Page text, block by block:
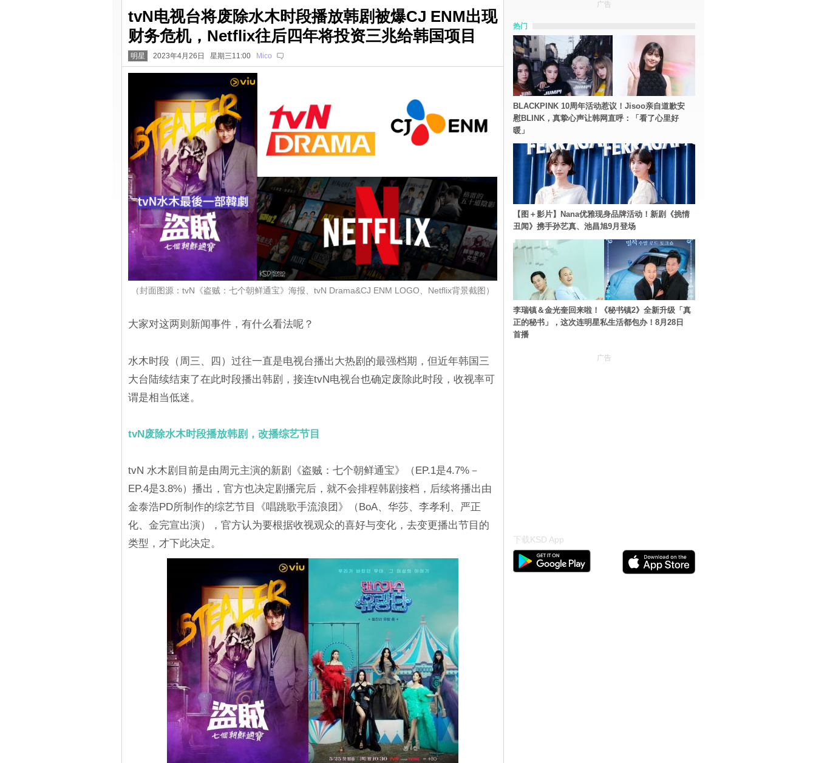
tvN电视台将废除水木时段播放韩剧被爆CJ ENM出现
财务危机，Netflix往后四年将投资三兆给韩国项目
明星 2023年4月26日 星期三11:00 Mico
（封面图源：tvN《盗贼：七个朝鲜通宝》海报、tvN Drama&CJ ENM LOGO、Netflix背景截图）
大家对这两则新闻事件，有什么看法呢？
水木时段（周三、四）过往一直是电视台播出大热剧的最强档期，但近年韩国三
大台陆续结束了在此时段播出韩剧，接连tvN电视台也确定废除此时段，收视率可
谓是相当低迷。
tvN废除水木时段播放韩剧，改播综艺节目
tvN 水木剧目前是由周元主演的新剧《盗贼：七个朝鲜通宝》（EP.1是4.7%－
EP.4是3.8%）播出，官方也决定剧播完后，就不会排程韩剧接档，后续将播出由
金泰浩PD所制作的综艺节目《唱跳歌手流浪团》（BoA、华莎、李孝利、严正
化、金完宣出演），官方认为要根据收视观众的喜好与变化，去变更播出节目的
类型，才下此决定。
广告
热门
BLACKPINK 10周年活动惹议！Jisoo亲自道歉安
慰BLINK，真挚心声让韩网直呼：「看了心里好
暖」
【图＋影片】Nana优雅现身品牌活动！新剧《挑情
丑闻》携手孙艺真、池昌旭9月登场
李瑞镇＆金光奎回来啦！《秘书镇2》全新升级「真
正的秘书」，这次连明星私生活都包办！8月28日
首播
广告
下载KSD App